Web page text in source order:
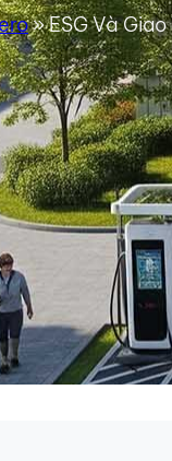
»ESG Và